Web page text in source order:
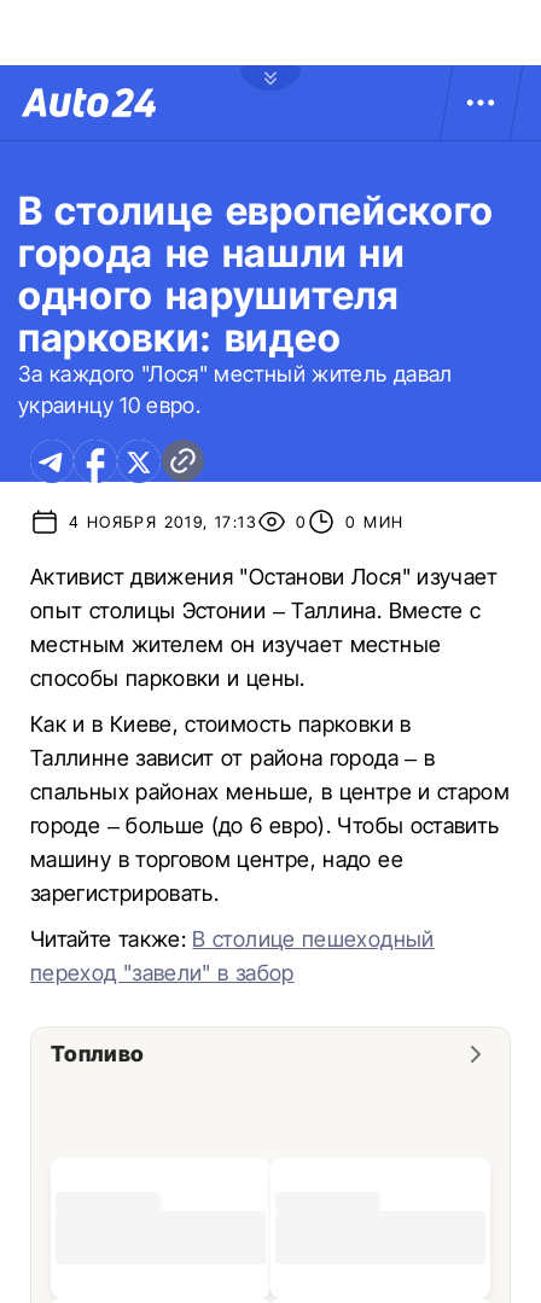
В столице европейского
города не нашли ни
одного нарушителя
парковки: видео
За каждого "Лося" местный житель давал
украинцу 10 евро.
4 НОЯБРЯ 2019, 17:13 0 0 МИН
Активист движения "Останови Лося" изучает
опыт столицы Эстонии – Таллина. Вместе с
местным жителем он изучает местные
способы парковки и цены.
Как и в Киеве, стоимость парковки в
Таллинне зависит от района города – в
спальных районах меньше, в центре и старом
городе – больше (до 6 евро). Чтобы оставить
машину в торговом центре, надо ее
зарегистрировать.
Читайте также: В столице пешеходный
переход "завели" в забор
Топливо